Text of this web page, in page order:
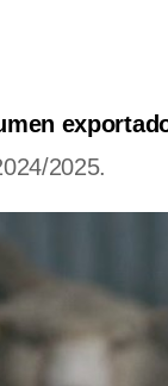
2025.